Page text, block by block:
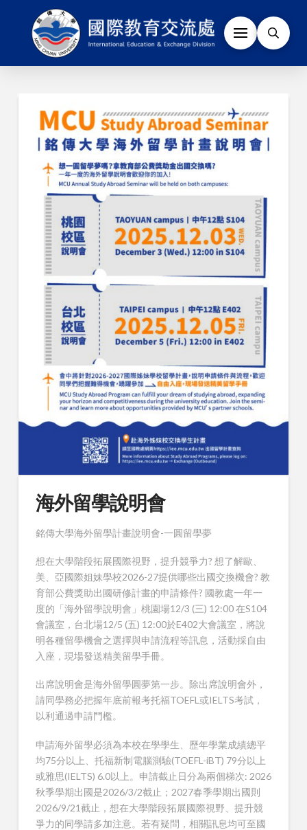
海外留學說明會
銘傳大學海外留學計畫說明會-一圓留學夢
想在大學階段拓展國際視野，提升競爭力? 想了解歐、
美、亞國際姐妹學校2026-27提供哪些出國交換機會? 教
育部公費獎助出國研修計畫的申請條件? 國教處一年一
度的「海外留學說明會」桃園場12/3 (三) 12:00 在S104
會議室，台北場12/5 (五) 12:00於E402大會議室，將說
明各種留學機會之選擇與申請流程等訊息，活動採自由
入座，現場發送精美留學手冊。
出席說明會是海外留學圓夢第一步。除出席說明會外，
請同學務必把握年底前報考托福TOEFL或IELTS考試，
以利通過申請門檻。
申請海外留學必須為本校在學學生、歷年學業成績總平
均75分以上、托福新制電腦測驗(TOEFL-iBT) 79分以上
或雅思(IELTS) 6.0以上。申請截止日分為兩個梯次: 2026
秋季學期出國是2026/3/2截止；2027春季學期出國則
2026/9/21截止，想在大學階段拓展國際視野、提升競
爭力的同學請多加注意。若有疑問，相關訊息均可至國